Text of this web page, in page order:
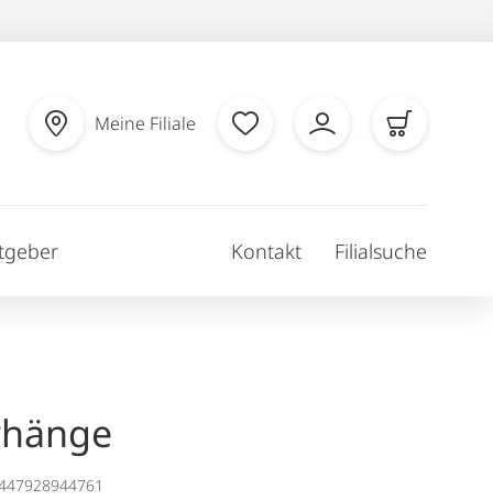
Meine Filiale
Kontakt Filialsuche